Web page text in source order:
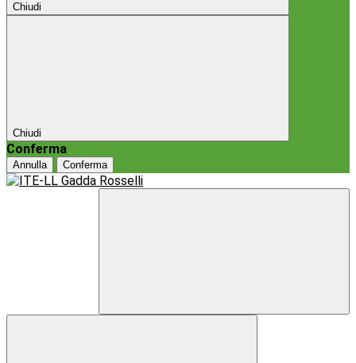
Chiudi
Chiudi
Conferma
Annulla Conferma